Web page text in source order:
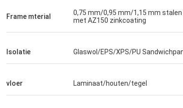
Frame mterial
0,75 mm/0,95 mm/1,15 mm
met AZ150 zinkcoating
Isolatie Glaswol/EPS/XPS/PU
vloer Laminaat/houten/tegel